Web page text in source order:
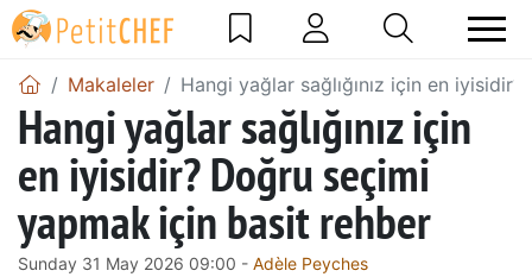
Makaleler Hangi yağlar sağlığınız için en
Hangi yağlar sağlığınız için
en iyisidir? Doğru seçimi
yapmak için basit rehber
Sunday 31 May 2026 09:00 - Adèle Peyches